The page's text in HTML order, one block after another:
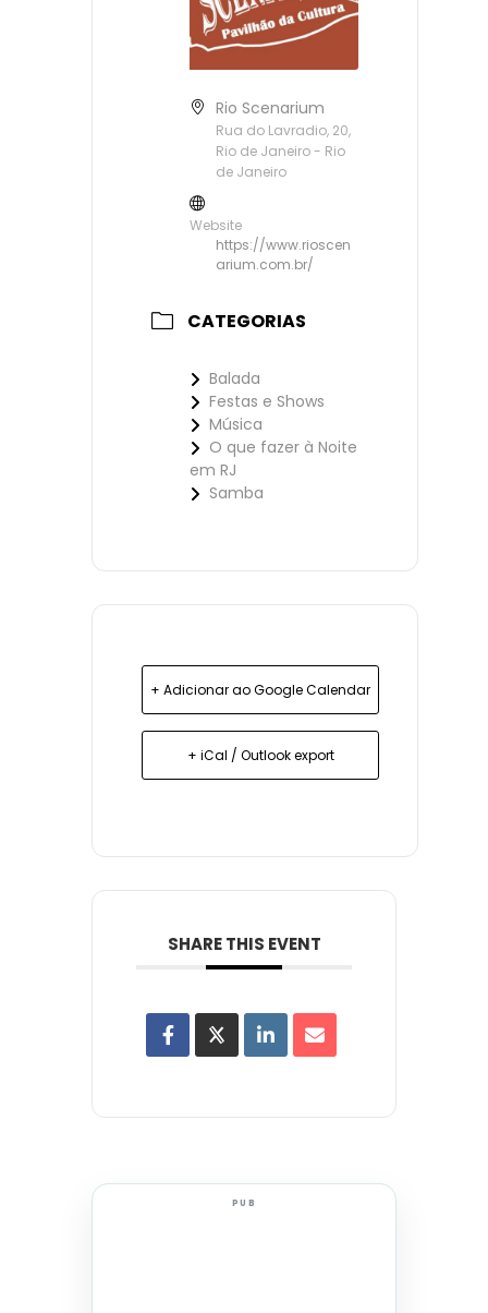
Rio Scenarium
Rua do Lavradio, 20,
Rio de Janeiro - Rio
de Janeiro
Website
https://www.rioscen
arium.com.br/
CATEGORIAS
Balada
Festas e Shows
Música
O que fazer à Noite
em RJ
Samba
+ Adicionar ao Google Calendar
+ iCal / Outlook export
SHARE THIS EVENT
PUB